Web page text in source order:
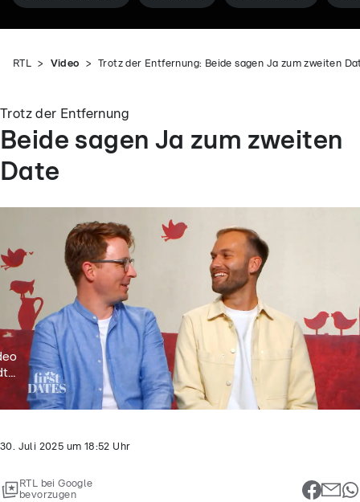
RTL Video Trotz der Entfernung: Beide sagen Ja zum zweiten
Trotz der Entfernung
Beide sagen Ja zum zweiten
Date
30. Juli 2025 um 18:52 Uhr
RTL bei Google
bevorzugen